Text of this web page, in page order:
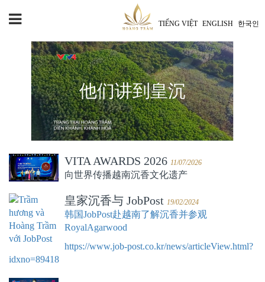
TIẾNG VIỆT ENGLISH 한국인
他们讲到皇沉
VITA AWARDS 2026 11/07/2026
向世界传播越南沉香文化遗产
皇家沉香与 JobPost 19/02/2024
韩国JobPost赴越南了解沉香并参观
RoyalAgarwood
https://www.job-post.co.kr/news/articleView.html?
idxno=89418